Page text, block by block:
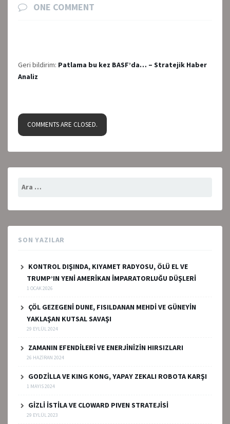
ONE COMMENT
Geri bildirim: Patlama bu kez BASF’da… – Stratejik Haber
Analiz
COMMENTS ARE CLOSED.
Arama:
SON YAZILAR
KONTROL DIŞINDA, KIYAMET RADYOSU, ÖLÜ EL VE
TRUMP’IN YENİ AMERİKAN İMPARATORLUĞU DÜŞLERİ
1 OCAK 2026
ÇÖL GEZEGENİ DUNE, FISILDANAN MEHDİ VE GÜNEYİN
YAKLAŞAN KUTSAL SAVAŞI
29 EYLÜL 2024
ZAMANIN EFENDİLERİ VE ENERJİNİZİN HIRSIZLARI
26 HAZIRAN 2024
GODZİLLA VE KING KONG, YAPAY ZEKALI ROBOTA KARŞI
1 MAYIS 2024
GİZLİ İSTİLA VE CLOWARD PIVEN STRATEJİSİ
29 EYLÜL 2023